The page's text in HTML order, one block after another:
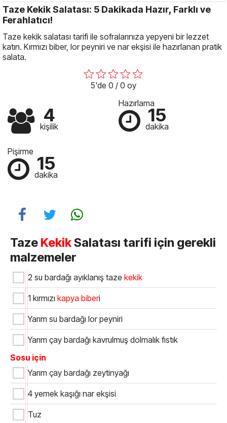
Taze Kekik Salatası: 5 Dakikada Hazır, Farklı ve
Ferahlatıcı!
Taze kekik salatası tarifi ile sofralarınıza yepyeni bir lezzet
katın. Kırmızı biber, lor peyniri ve nar ekşisi ile hazırlanan pratik
salata.
5'de 0 / 0 oy
4
kişilik
Hazırlama
15
dakika
Pişirme
15
dakika
Taze KekikSalatası tarifi için gerekli
malzemeler
2 su bardağı ayıklanış taze kekik
1 kırmızı kapya biberi
Yarım su bardağı lor peyniri
Yarım çay bardağı kavrulmuş dolmalık fıstık
Sosu için
Yarım çay bardağı zeytinyağı
4 yemek kaşığı nar ekşisi
Tuz